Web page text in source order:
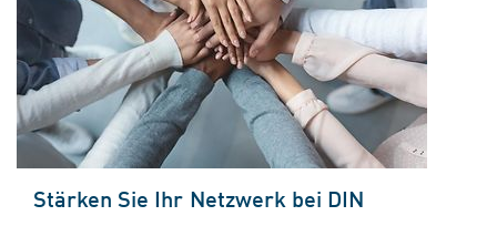
Stärken Sie Ihr Netzwerk bei DIN